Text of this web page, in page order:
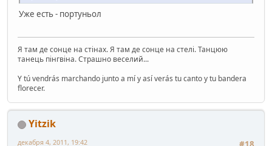
Уже есть - портуньол
Я там де сонце на стінах. Я там де сонце на стелі. Танцюю
танець пінгвіна. Страшно веселий...
Y tú vendrás marchando junto a mí y así verás tu canto y tu bandera
florecer.
Yitzik
декабря 4, 2011, 19:42